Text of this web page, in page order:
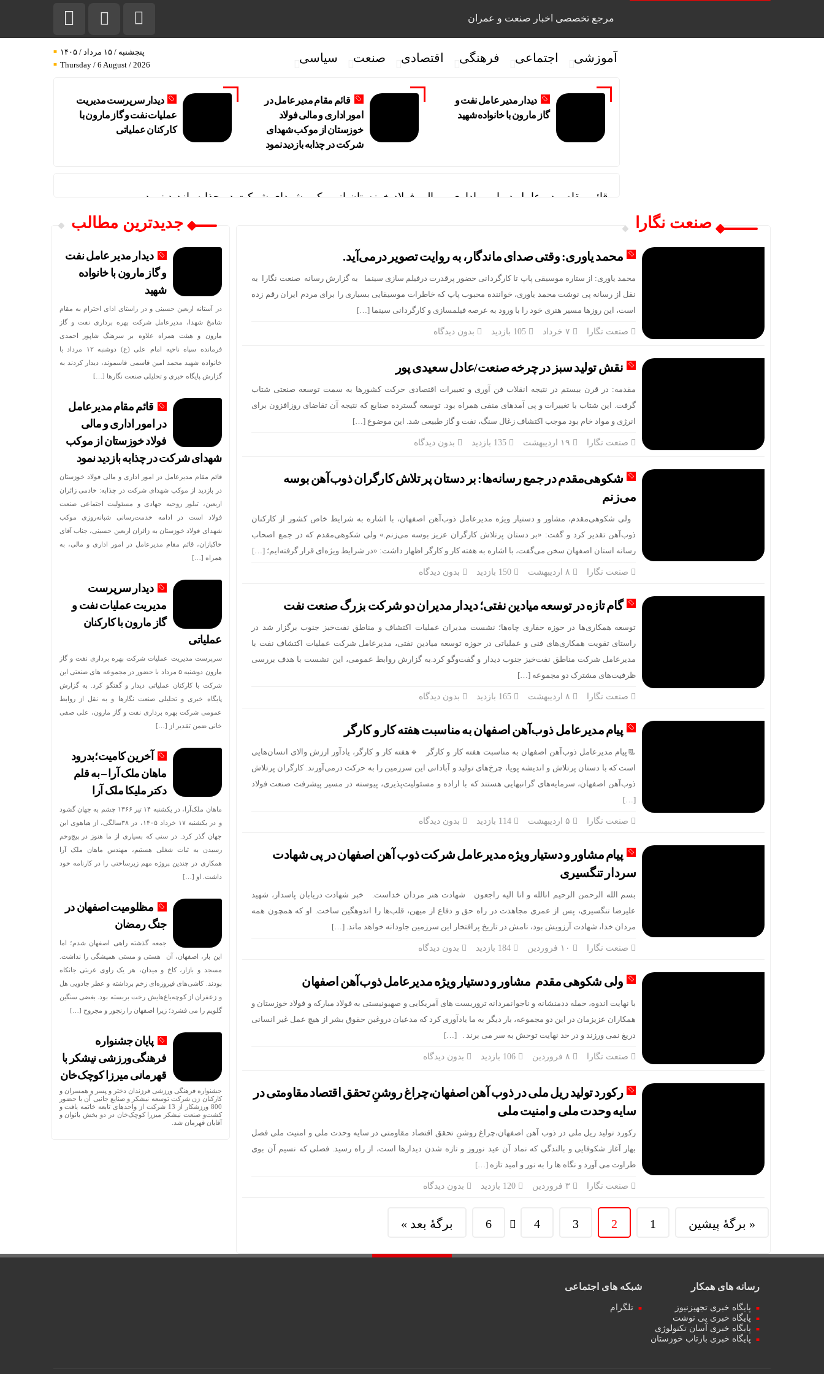
مرجع تخصصی اخبار صنعت و عمران
آموزشی اجتماعی فرهنگی اقتصادی صنعت سیاسی
پنجشنبه / ۱۵ مرداد / ۱۴۰۵
Thursday / 6 August / 2026
دیدار مدیر عامل نفت و
گاز مارون با خانواده شهید
قائم مقام مدیرعامل در
امور اداری و مالی فولاد
خوزستان از موکب شهدای
شرکت در چذابه بازدید نمود
دیدار سرپرست مدیریت
عملیات نفت و گاز مارون با
کارکنان عملیاتی
قائم مقام مدیرعامل در امور اداری و مالی فولاد خوزستان از موکب شهدای شرکت در چذابه بازدید نمود
سالگرد تأسیس هلدینگ صباانرژی با حضور مدیرعامل و کارکنان برگزار شد
ایستگاه خدمت‌رسانی شرکت فولاد خوزستان در مشهد مقدس
صنعت نگارا
محمد یاوری: وقتی صدای ماندگار، به روایت تصویر درمی‌آید.
محمد یاوری: از ستاره موسیقی پاپ تا کارگردانی حضور پرقدرت درفیلم سازی سینما به گزارش رسانه صنعت نگارا به
نقل از رسانه پی نوشت محمد یاوری، خواننده محبوب پاپ که خاطرات موسیقایی بسیاری را برای مردم ایران رقم زده
است، این روزها مسیر هنری خود را با ورود به عرصه فیلمسازی و کارگردانی سینما […]
صنعت نگارا بدون دیدگاه
نقش تولید سبز در چرخه صنعت/عادل سعیدی پور
مقدمه: در قرن بیستم در نتیجه انقلاب فن آوری و تغییرات اقتصادی حرکت کشورها به سمت توسعه صنعتی شتاب
گرفت. این شتاب با تغییرات و پی آمدهای منفی همراه بود. توسعه گسترده صنایع که نتیجه آن تقاضای روزافزون برای
انرژی و مواد خام بود موجب اکتشاف زغال سنگ، نفت و گاز طبیعی شد. این موضوع […]
صنعت نگارا بدون دیدگاه
شکوهی‌مقدم در جمع رسانه‌ها: بر دستان پر تلاش کارگران ذوب‌آهن بوسه
می‌زنم
ولی شکوهی‌مقدم، مشاور و دستیار ویژه مدیرعامل ذوب‌آهن اصفهان، با اشاره به شرایط خاص کشور از کارکنان
ذوب‌آهن تقدیر کرد و گفت: «بر دستان پرتلاش کارگران عزیز بوسه می‌زنم.» ولی شکوهی‌مقدم که در جمع اصحاب
رسانه استان اصفهان سخن می‌گفت، با اشاره به هفته کار و کارگر اظهار داشت: «در شرایط ویژه‌ای قرار گرفته‌ایم؛ […]
صنعت نگارا بدون دیدگاه
گام تازه در توسعه میادین نفتی؛ دیدار مدیران دو شرکت بزرگ صنعت نفت
توسعه همکاری‌ها در حوزه حفاری چاه‌ها؛ نشست مدیران عملیات اکتشاف و مناطق نفت‌خیز جنوب برگزار شد در
راستای تقویت همکاری‌های فنی و عملیاتی در حوزه توسعه میادین نفتی، مدیرعامل شرکت عملیات اکتشاف نفت با
مدیرعامل شرکت مناطق نفت‌خیز جنوب دیدار و گفت‌وگو کرد.به گزارش روابط عمومی، این نشست با هدف بررسی
ظرفیت‌های مشترک دو مجموعه […]
صنعت نگارا بدون دیدگاه
پیام مدیرعامل ذوب‌آهن اصفهان به مناسبت هفته کار و کارگر
📃پیام مدیرعامل ذوب‌آهن اصفهان به مناسبت هفته کار و کارگر 🔹️هفته کار و کارگر، یادآور ارزش والای انسان‌هایی
است که با دستان پرتلاش و اندیشه‌ پویا، چرخ‌های تولید و آبادانی این سرزمین را به حرکت درمی‌آورند. کارگران پرتلاش
ذوب‌آهن اصفهان، سرمایه‌های گرانبهایی هستند که با اراده و مسئولیت‌پذیری، پیوسته در مسیر پیشرفت صنعت فولاد
[…]
صنعت نگارا بدون دیدگاه
پیام مشاور و دستیار ویژه مدیرعامل شرکت ذوب آهن اصفهان در پی شهادت
سردار تنگسیری
بسم الله الرحمن الرحیم انالله و انا الیه راجعون شهادت هنر مردان خداست. خبر شهادت دریابان پاسدار، شهید
علیرضا تنگسیری، پس از عمری مجاهدت در راه حق و دفاع از میهن، قلب‌ها را اندوهگین ساخت. او که همچون همه
مردان خدا، شهادت آرزویش بود، نامش در تاریخ پرافتخار این سرزمین جاودانه خواهد ماند. […]
صنعت نگارا بدون دیدگاه
ولی شکوهی مقدم مشاور و دستیار ویژه مدیرعامل ذوب‌آهن اصفهان
با نهایت اندوه، حمله ددمنشانه و ناجوانمردانه تروریست های آمریکایی و صهیونیستی به فولاد مبارکه و فولاد خوزستان و
همکاران عزیزمان در این دو مجموعه، بار دیگر به ما یادآوری کرد که مدعیان دروغین حقوق بشر از هیچ عمل غیر انسانی
دریغ نمی ورزند و در حد نهایت توحش به سر می برند . […]
صنعت نگارا بدون دیدگاه
رکورد تولید ریل ملی در ذوب آهن اصفهان،چراغ روشنِ تحقق اقتصاد مقاومتی در
سایه وحدت ملی و امنیت ملی
رکورد تولید ریل ملی در ذوب آهن اصفهان،چراغ روشنِ تحقق اقتصاد مقاومتی در سایه وحدت ملی و امنیت ملی فصل
بهار آغاز شکوفایی و بالندگی که نماد آن عید نوروز و تازه شدن دیدارها است، از راه رسید. فصلی که نسیم آن بوی
طراوت می آورد و نگاه ها را به نور و امید تازه […]
صنعت نگارا بدون دیدگاه
« برگه‌ٔ پیشین 1
2
3
4
6 برگهٔ بعد »
جدیدترین مطالب
دیدار مدیر عامل نفت
و گاز مارون با خانواده
شهید
در آستانه اربعین حسینی و در راستای ادای احترام به مقام
شامخ شهدا، مدیرعامل شرکت بهره برداری نفت و گاز
مارون و هیئت همراه علاوه بر سرهنگ شاپور احمدی
فرمانده سپاه ناحیه امام علی (ع) دوشنبه ۱۲ مرداد با
خانواده شهید محمد امین قاسمی قاسموند، دیدار کردند به
گزارش پایگاه خبری و تحلیلی صنعت نگارها […]
قائم مقام مدیرعامل
در امور اداری و مالی
فولاد خوزستان از موکب
شهدای شرکت در چذابه بازدید نمود
قائم مقام مدیرعامل در امور اداری و مالی فولاد خوزستان
در بازدید از موکب شهدای شرکت در چذابه: خادمی زائران
اربعین، تبلور روحیه جهادی و مسئولیت اجتماعی صنعت
فولاد است در ادامه خدمت‌رسانی شبانه‌روزی موکب
شهدای فولاد خوزستان به زائران اربعین حسینی، جناب آقای
خاکبازان، قائم مقام مدیرعامل در امور اداری و مالی، به
همراه […]
دیدار سرپرست
مدیریت عملیات نفت و
گاز مارون با کارکنان
عملیاتی
سرپرست مدیریت عملیات شرکت بهره برداری نفت و گاز
مارون دوشنبه ۵ مرداد با حضور در مجموعه های صنعتی این
شرکت با کارکنان عملیاتی دیدار و گفتگو کرد. به گزارش
پایگاه خبری و تحلیلی صنعت نگارها و به نقل از روابط
عمومی شرکت بهره برداری نفت و گاز مارون، علی صفی
خانی ضمن تقدیر از […]
آخرین کامیت؛بدرود
ماهان ملک آرا – به قلم
دکتر ملیکا ملک آرا
ماهان ملک‌آرا، در یکشنبه ۱۴ تیر ۱۳۶۶ چشم به جهان گشود
و در یکشنبه ۱۷ خرداد ۱۴۰۵، در ۳۸سالگی، از هیاهوی این
جهان گذر کرد. در سنی که بسیاری از ما هنوز در پیچ‌وخم
رسیدن به ثبات شغلی هستیم، مهندس ماهان ملک آرا
همکاری در چندین پروژه مهم زیرساختی را در کارنامه خود
داشت. او […]
مظلومیت اصفهان در
جنگ رمضان
جمعه گذشته راهی اصفهان شدم؛ اما
این بار، اصفهان، آن هستی و مستی همیشگی را نداشت.
مسجد و بازار، کاخ و میدان، هر یک راوی غربتی جانکاه
بودند. کاشی‌های فیروزه‌ای زخم برداشته و عطر جادویی هل
و زعفران از کوچه‌باغ‌هایش رخت بربسته بود. بغضی سنگین
گلویم را می فشرد؛ زیرا اصفهان را رنجور و مجروح […]
پایان جشنواره
فرهنگی‌ورزشی نیشکر با
قهرمانی میرزا کوچک‌خان
جشنواره فرهنگی ورزشی فرزندان دختر و پسر و همسران و
کارکنان زن شرکت توسعه نیشکر و صنایع جانبی آن با حضور
800 ورزشکار از 13 شرکت از واحدهای تابعه خاتمه یافت و
کشت‌و صنعت نیشکر میزرا کوچک‌خان در دو بخش بانوان و
آقایان قهرمان شد.
رسانه های همکار
پایگاه خبری تجهیزنیوز
پایگاه خبری پی نوشت
پایگاه خبری آسان تکنولوژی
پایگاه خبری بازتاب خوزستان
شبکه های اجتماعی
تلگرام